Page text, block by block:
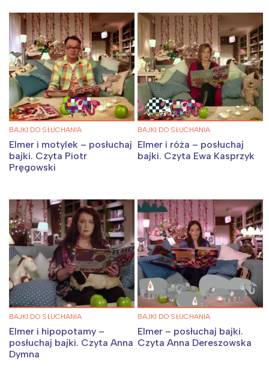
BAJKI DO SŁUCHANIA
Elmer i motylek – posłuchaj
bajki. Czyta Piotr
Pręgowski
BAJKI DO SŁUCHANIA
Elmer i róża – posłuchaj
bajki. Czyta Ewa Kasprzyk
BAJKI DO SŁUCHANIA
Elmer i hipopotamy –
posłuchaj bajki. Czyta Anna
Dymna
BAJKI DO SŁUCHANIA
Elmer – posłuchaj bajki.
Czyta Anna Dereszowska